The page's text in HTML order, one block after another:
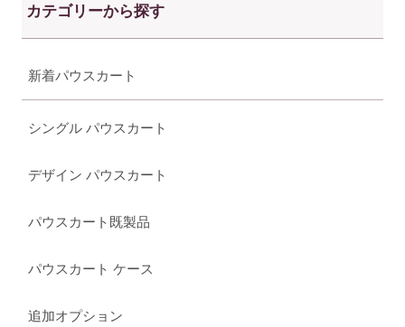
カテゴリーから探す
新着パウスカート
シングル パウスカート
デザイン パウスカート
パウスカート既製品
パウスカート ケース
追加オプション